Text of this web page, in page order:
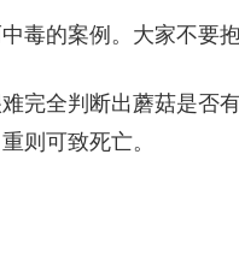
毒的案例。大家不要
完全判断出蘑菇是否
则可致死亡。